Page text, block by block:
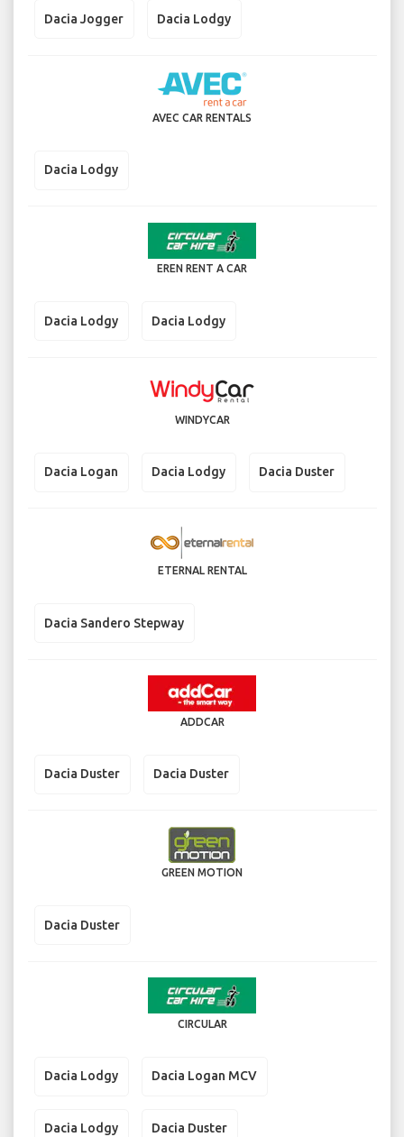
Dacia Jogger Dacia Lodgy
AVEC CAR RENTALS
Dacia Lodgy
EREN RENT A CAR
Dacia Lodgy Dacia Lodgy
WINDYCAR
Dacia Logan Dacia Lodgy Dacia Duster
ETERNAL RENTAL
Dacia Sandero Stepway
ADDCAR
Dacia Duster Dacia Duster
GREEN MOTION
Dacia Duster
CIRCULAR
Dacia Lodgy Dacia Logan MCV
Dacia Lodgy Dacia Duster